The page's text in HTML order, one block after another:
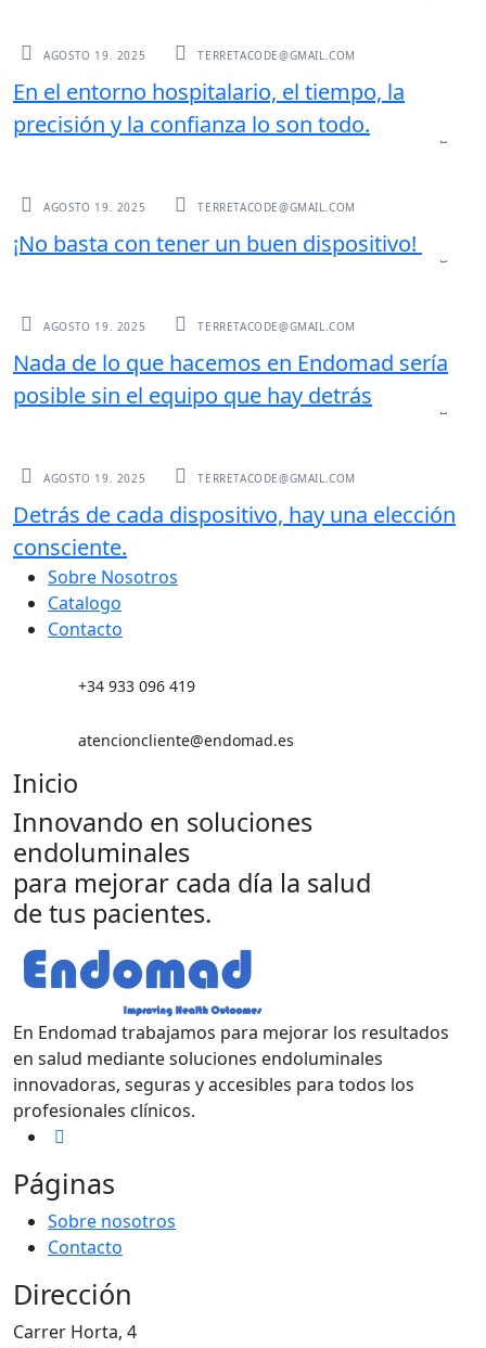
AGOSTO 19. 2025 TERRETACODE@GMAIL.COM
En el entorno hospitalario, el tiempo, la
precisión y la confianza lo son todo.
AGOSTO 19. 2025 TERRETACODE@GMAIL.COM
¡No basta con tener un buen dispositivo!
AGOSTO 19. 2025 TERRETACODE@GMAIL.COM
Nada de lo que hacemos en Endomad sería
posible sin el equipo que hay detrás
AGOSTO 19. 2025 TERRETACODE@GMAIL.COM
Detrás de cada dispositivo, hay una elección
consciente.
Sobre Nosotros
Catalogo
Contacto
+34 933 096 419
atencioncliente@endomad.es
Inicio
Innovando en soluciones
endoluminales
para mejorar cada día la salud
de tus pacientes.
En Endomad trabajamos para mejorar los resultados
en salud mediante soluciones endoluminales
innovadoras, seguras y accesibles para todos los
profesionales clínicos.
Páginas
Sobre nosotros
Contacto
Dirección
Carrer Horta, 4